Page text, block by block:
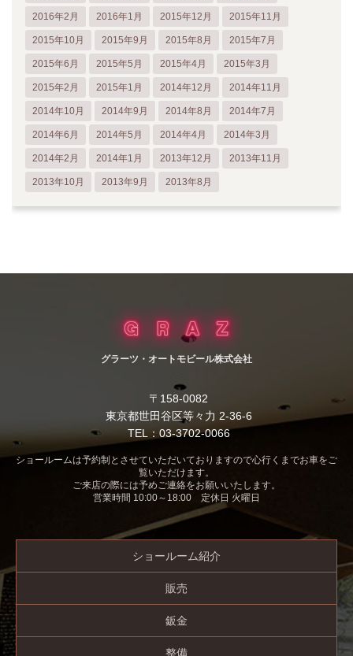
2016年2月 2016年1月 2015年12月 2015年11月
2015年10月 2015年9月 2015年8月 2015年7月
2015年6月 2015年5月 2015年4月 2015年3月
2015年2月 2015年1月 2014年12月 2014年11月
2014年10月 2014年9月 2014年8月 2014年7月
2014年6月 2014年5月 2014年4月 2014年3月
2014年2月 2014年1月 2013年12月 2013年11月
2013年10月 2013年9月 2013年8月
グラーツ・オートモビール株式会社
〒158-0082
東京都世田谷区等々力 2-36-6
TEL：03-3702-0066
ショールームは予約制とさせていただいておりますので心行くまでお車をご
覧いただけます。
ご来店の際には予めご連絡をお願いいたします。
営業時間 10:00～18:00 定休日 火曜日
ショールーム紹介
販売
鈑金
整備